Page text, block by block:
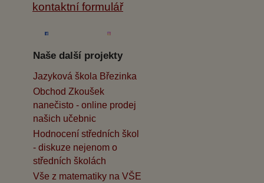
kontaktní formulář
Naše další projekty
Jazyková škola Březinka
Obchod Zkoušek
nanečisto - online prodej
našich učebnic
Hodnocení středních škol
- diskuze nejenom o
středních školách
Vše z matematiky na VŠE